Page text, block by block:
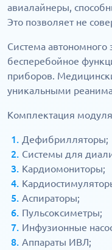
авиалайнеры,
Это позволяет не
Система автономного
бесперебойное
приборов.
уникальными
Комплектация
Дефибрилляторы;
Системы для
Кардиомониторы;
Аспираторы;
Пульсоксиметры;
Инфузионные
Аппараты ИВЛ;